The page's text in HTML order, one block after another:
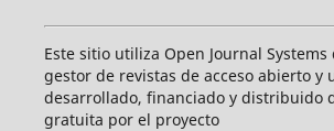
Este sitio utiliza Open Journal Systems
gestor de revistas de acceso abierto y
desarrollado, financiado y distribuido
gratuita por el proyecto